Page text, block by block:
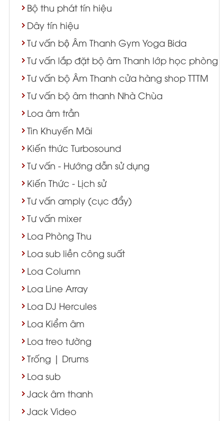
Bộ thu phát tín hiệu
Dây tín hiệu
Tư vấn bộ Âm Thanh Gym Yoga Bida
Tư vấn lắp đặt bộ âm Thanh lớp học phòng
Tư vấn bộ Âm Thanh cửa hàng shop TTTM
Tư vấn bộ âm thanh Nhà Chùa
Loa âm trần
Tin Khuyến Mãi
Kiến thức Turbosound
Tư vấn - Hướng dẫn sử dụng
Kiến Thức - Lịch sử
Tư vấn amply (cục đẩy)
Tư vấn mixer
Loa Phòng Thu
Loa sub liền công suất
Loa Column
Loa Line Array
Loa DJ Hercules
Loa Kiểm âm
Loa treo tường
Trống | Drums
Loa sub
Jack âm thanh
Jack Video